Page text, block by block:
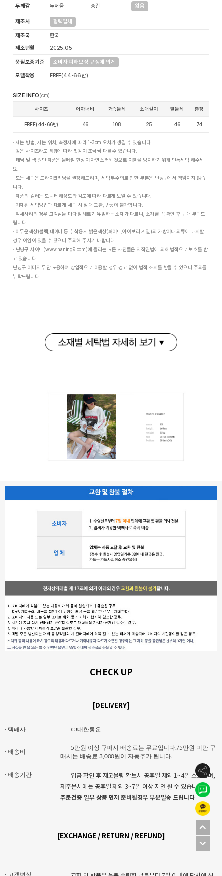
두께감 두꺼움 중간 얇음
제조사 협력업체
제조국
한국
제조년월
2025.05
품질보증기준 소비자 피해보상 규정에 의거
모델착용 FREE(44-66반)
SIZE INFO(cm)
사이즈 어깨너비 가슴둘레 소매길이 팔둘레 총장
FREE(44-66반) 46 108 25 46 74
· 재는 방법, 재는 위치, 측정자에 따라 1-3cm 오차가 생길 수 있습니다.
· 같은 사이즈라도 체형에 따라 핏감이 조금씩 다를 수 있습니다.
· 데님 및 색 원단 제품은 물빠짐 현상이 자연스러운 것으로 이염을 방지하기 위해 단독세탁 해주세
요.
· 모든 세탁은 드라이크리닝을 권장해드리며, 세탁 부주의로 인한 부분은 난닝구에서 책임지지 않습
니다.
· 제품의 컬러는 모니터 해상도와 각도에 따라 다르게 보일 수 있습니다.
· 기재된 세탁방법과 다르게 세탁 시 절대 교환, 반품이 불가합니다.
· 악세사리의 경우 고객님들 마다 알레르기 유발하는 소재가 다르니, 소재를 꼭 확인 후 구매 부탁드
립니다.
· 어두운색상(블랙,네이비 등..) 착용시 밝은색상(화이트,아이보리 계열)의 가방이나 의류에 매치할
경우 이염이 있을 수 있으니 주의해 주시기 바랍니다.
· 난닝구 사이트(www.naning9.com)에 올리는 모든 사진들은 저작권법에 의해 법적으로 보호를 받
고 있습니다.
난닝구 이미지 무단 도용하여 상업적으로 이용할 경우 경고 없이 법적 조치를 받을 수 있으니 주의를
부탁드립니다.
CHECK UP
[DELIVERY]
· 택배사 - CJ대한통운
· 배송비
-
5만원 이상 구매시 배송료는 무료입니다./5만원 미만 구
매시는 배송료 3,000원이 자동추가 됩니다.
· 배송기간 -
입금 확인 후 재고물량 확보시 공휴일 제외 1~4일 소요되며,
재주문시에는 공휴일 제외 3~7일 이상 지연 될 수 있습니다.
주문건중 일부 상품 먼저 준비될경우 부분발송 드립니다
[EXCHANGE / RETURN / REFUND]
· 고객변심